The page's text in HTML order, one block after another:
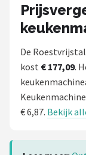
De
kost € 177,09.
€ 6,87. Bekijk